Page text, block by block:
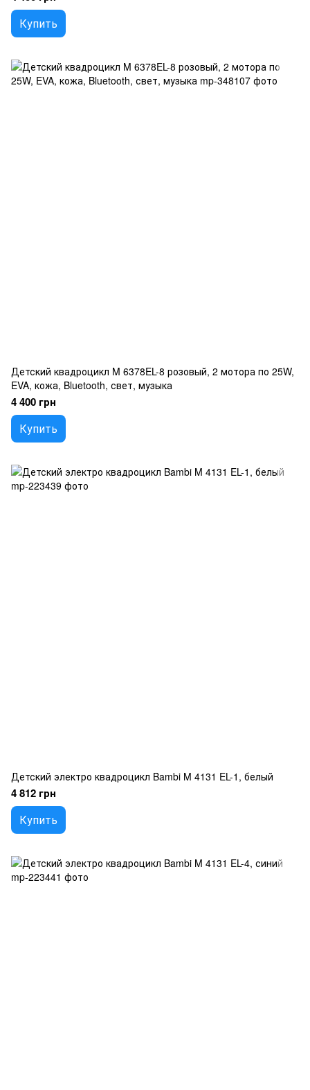
Купить
Детский квадроцикл M 6378EL-8 розовый, 2 мотора по 25W,
EVA, кожа, Bluetooth, свет, музыка
4 400 грн
Купить
Детский электро квадроцикл Bambi M 4131 EL-1, белый
4 812 грн
Купить